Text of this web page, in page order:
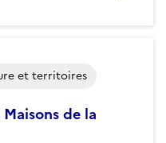
de la
et territoires